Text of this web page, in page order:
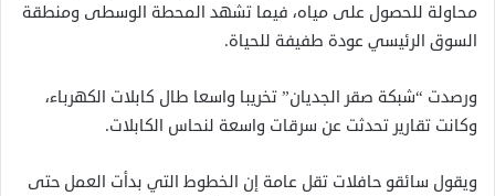
محاولة للحصول على مياه، فيما تشهد المحطة الوسطى ومنطقة
السوق الرئيسي عودة طفيفة للحياة.
ورصدت “شبكة صقر الجديان” تخريبا واسعا طال كابلات الكهرباء،
وكانت تقارير تحدثت عن سرقات واسعة لنحاس الكابلات.
ويقول سائقو حافلات تقل عامة إن الخطوط التي بدأت العمل حتى